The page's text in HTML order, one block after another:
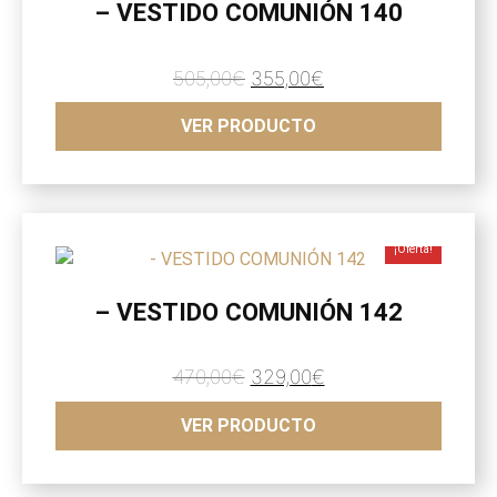
– VESTIDO COMUNIÓN 140
505,00€ El
precio
original
505,00€.
355,00€
precio
355,00€.
VER PRODUCTO
¡Oferta!
– VESTIDO COMUNIÓN 142
470,00€ El
precio
original
470,00€.
329,00€El
precio
329,00€.
VER PRODUCTO